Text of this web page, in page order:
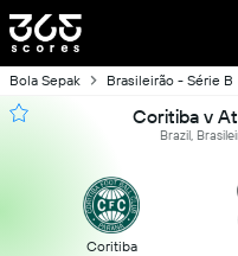
Bola Sepak Brasileirão - Série B
Coritiba v
Brazil,
Coritiba